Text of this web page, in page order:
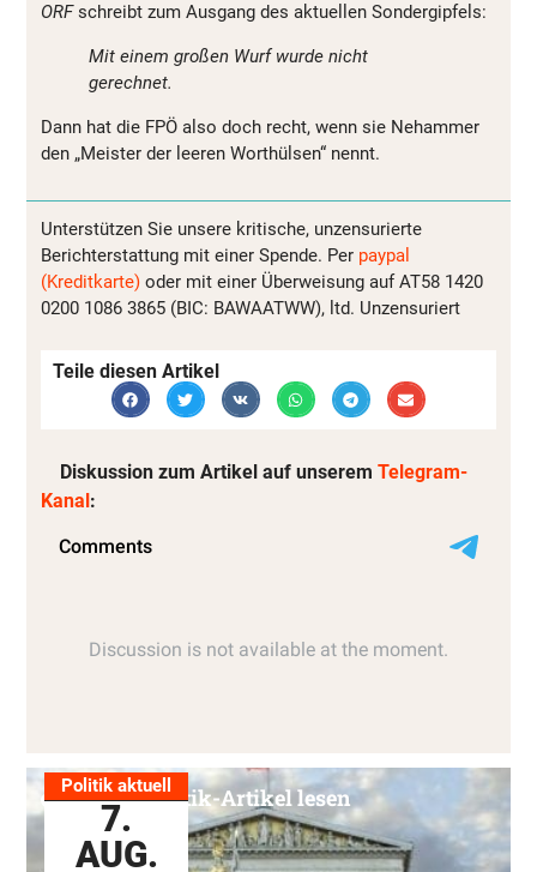
ORFschreibt zum Ausgang des aktuellen Sondergipfels:
Mit einem großen Wurf wurde nicht
gerechnet.
Dann hat die FPÖ also doch recht, wenn sie Nehammer
den „Meister der leeren Worthülsen“ nennt.
Unterstützen Sie unsere kritische, unzensurierte
Berichterstattung mit einer Spende. Per paypal
(Kreditkarte) oder mit einer Überweisung auf AT58 1420
0200 1086 3865 (BIC: BAWAATWW), ltd. Unzensuriert
Teile diesen Artikel
Diskussion zum Artikel auf unserem Telegram-
Kanal:
Politik aktuell
7.
AUG.
Alle Politik-Artikel lesen